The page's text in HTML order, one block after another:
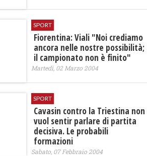
SPORT
Fiorentina: Viali "Noi crediamo
ancora nelle nostre possibilità;
il campionato non è finito"
Martedì, 02 Marzo 2004
SPORT
Cavasin contro la Triestina non
vuol sentir parlare di partita
decisiva. Le probabili
formazioni
Sabato, 07 Febbraio 2004